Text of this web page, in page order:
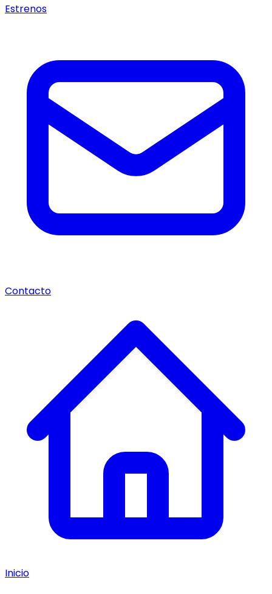
Estrenos
Contacto
Inicio